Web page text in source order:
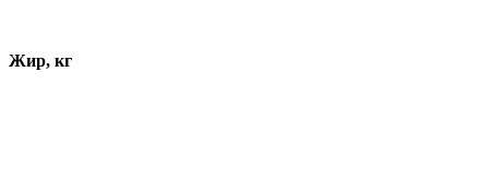
Жир, кг